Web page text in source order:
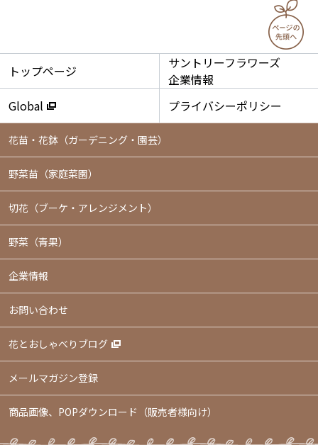
トップページ
サントリーフラワーズ
企業情報
Global
プライバシーポリシー
花苗・花鉢 （ガーデニング・園芸）
野菜苗（家庭菜園）
切花（ブーケ・アレンジメント）
野菜（青果）
企業情報
お問い合わせ
花とおしゃべりブログ
メールマガジン登録
商品画像、POPダウンロード（販売者様向け）